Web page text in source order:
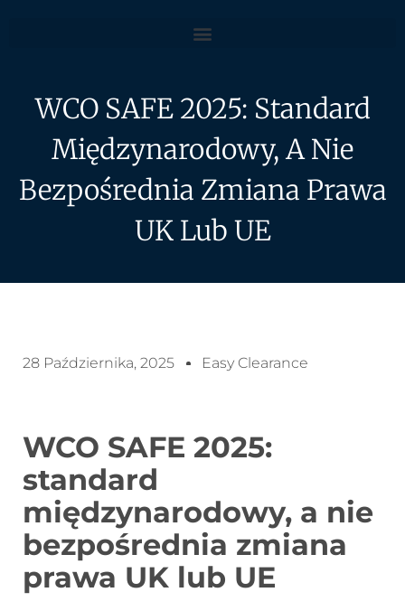
WCO SAFE 2025: Standard
Międzynarodowy, A Nie
Bezpośrednia Zmiana Prawa
UK Lub UE
28 Października, 2025 Easy Clearance
WCO SAFE 2025:
standard
międzynarodowy, a nie
bezpośrednia zmiana
prawa UK lub UE